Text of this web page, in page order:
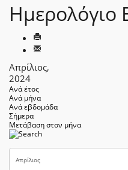
Απρίλιος,
2024
Ανά έτος
Ανά μήνα
Ανά εβδομάδα
Σήμερα
Μετάβαση στον μήνα